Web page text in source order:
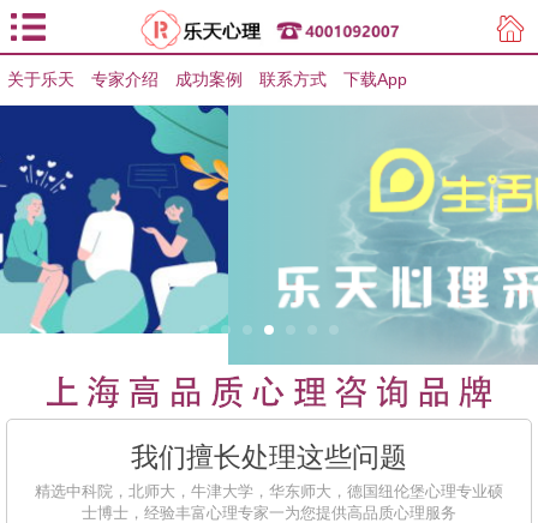
用户登录 用户注册
关于乐天 专家介绍 成功案例 联系方式 下载App
我们擅长处理这些问题
精选中科院，北师大，牛津大学，华东师大，德国纽伦堡心理专业硕
士博士，经验丰富心理专家一为您提供高品质心理服务